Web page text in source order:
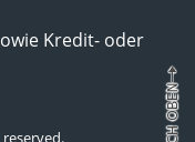
Kredit- oder